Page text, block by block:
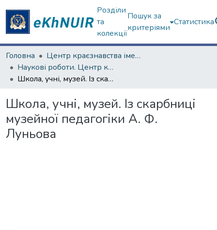
Розділи
та
колекції
Пошук за
критеріями
Статистика
Головна
Центр краєзнавства імені академіка П.Т. Тронька
Наукові роботи. Центр краєзнавства
Школа, учні, музей. Із скарбниці музейної педагогіки А. Ф. Луньова
Школа, учні, музей. Із скарбниці
музейної педагогіки А. Ф.
Луньова